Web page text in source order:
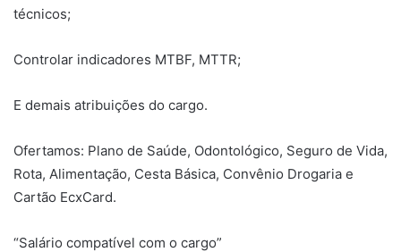
técnicos;
Controlar indicadores MTBF, MTTR;
E demais atribuições do cargo.
Ofertamos: Plano de Saúde, Odontológico, Seguro de Vida,
Rota, Alimentação, Cesta Básica, Convênio Drogaria e
Cartão EcxCard.
“Salário compatível com o cargo”